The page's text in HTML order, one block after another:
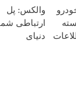
یک تماس
والکس: پل
ارتباطی
دنیای